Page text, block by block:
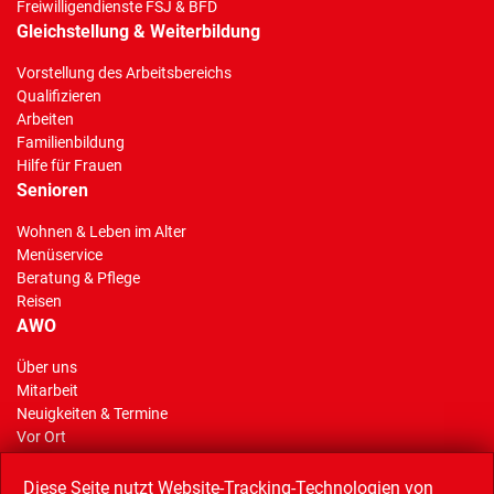
Freiwilligendienste FSJ & BFD
Gleichstellung & Weiterbildung
Vorstellung des Arbeitsbereichs
Qualifizieren
Arbeiten
Familienbildung
Hilfe für Frauen
Senioren
Wohnen & Leben im Alter
Menüservice
Beratung & Pflege
Reisen
AWO
Über uns
Mitarbeit
Neuigkeiten & Termine(Standort)
Vor Ort
Reisen
Diese Seite nutzt Website-Tracking-Technologien von